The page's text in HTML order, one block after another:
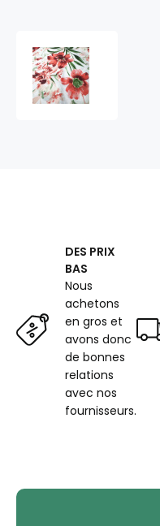
fleurs
blanc
DES PRIX
BAS
Nous
achetons
en gros et
avons donc
de bonnes
relations
avec nos
fournisseurs.